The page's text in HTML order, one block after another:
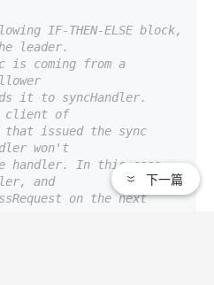
IF-THEN-ELSE block,
leader.
client of
won't
and
下一篇